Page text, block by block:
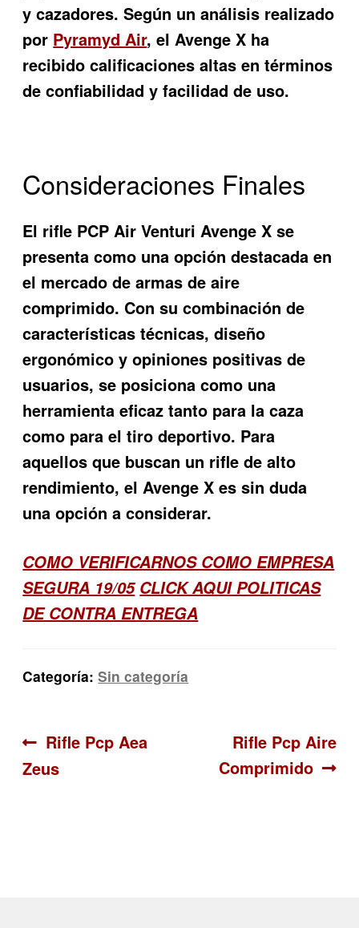
y cazadores. Según un análisis realizado
por Pyramyd Air, el Avenge X ha
recibido calificaciones altas en términos
de confiabilidad y facilidad de uso.
Consideraciones Finales
El rifle PCP Air Venturi Avenge X se
presenta como una opción destacada en
el mercado de armas de aire
comprimido. Con su combinación de
características técnicas, diseño
ergonómico y opiniones positivas de
usuarios, se posiciona como una
herramienta eficaz tanto para la caza
como para el tiro deportivo. Para
aquellos que buscan un rifle de alto
rendimiento, el Avenge X es sin duda
una opción a considerar.
COMO VERIFICARNOS COMO EMPRESA
SEGURA 19/05 CLICK AQUI POLITICAS
DE CONTRA ENTREGA
Categoría:Sin categoría
Navegación
de
Anterior:
Rifle Pcp Aea
Zeus
Siguiente:
Rifle Pcp Aire
Comprimido